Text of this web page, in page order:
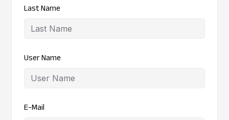
Last Name
User Name
E-Mail